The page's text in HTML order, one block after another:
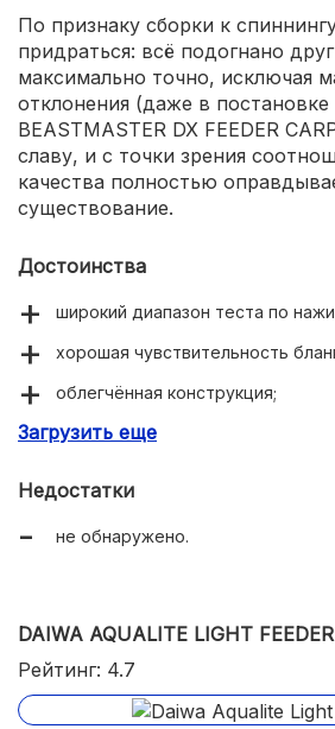
По признаку сборки к
придраться: всё подогнано
максимально точно, исключая
отклонения (даже в
BEASTMASTER DX FEEDER
славу, и с точки зрения
качества полностью
существование.
Достоинства
широкий диапазон теста по
хорошая чувствительность
облегчённая конструкция;
композитный бланк с
высокая точность сборки;
Загрузить еще
Недостатки
не обнаружено.
DAIWA AQUALITE LIGHT
Рейтинг: 4.7